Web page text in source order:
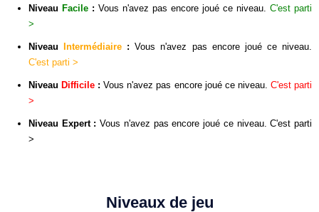
Niveau Facile : Vous n'avez pas encore joué ce niveau. C'est parti
>
Niveau Intermédiaire : Vous n'avez pas encore joué ce niveau.
C'est parti >
Niveau Difficile : Vous n'avez pas encore joué ce niveau. C'est parti
>
Niveau Expert: Vous n'avez pas encore joué ce niveau.C'est parti
>
Niveaux de jeu